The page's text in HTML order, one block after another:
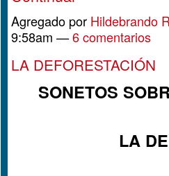
Agregado por Hildebrando
9:58am —6 comentarios
LA DEFORESTACIÓN
SONETOS
LA